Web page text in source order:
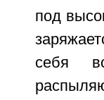
под
себя